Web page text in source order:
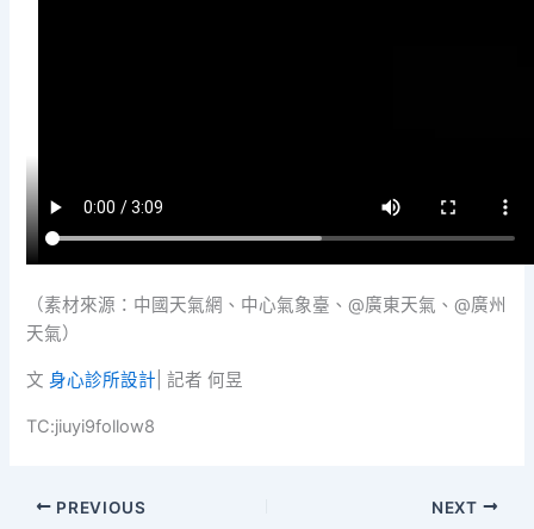
（素材來源：中國天氣網、中心氣象臺、@廣東天氣、@廣州
天氣）
文身心診所設計 | 記者 何昱
TC:jiuyi9follow8
PREVIOUS NEXT